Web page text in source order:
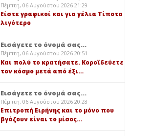
Πέμπτη, 06 Αυγούστου 2026 21:29
Είστε γραφικοί και για γέλια Τίποτα
λιγότερο
Εισάγετε το όνομά σας...
Πέμπτη, 06 Αυγούστου 2026 20:51
Και πολύ το κρατήσατε. Κοροϊδεύετε
τον κόσμο μετά από έξι…
Εισάγετε το όνομά σας...
Πέμπτη, 06 Αυγούστου 2026 20:28
Επιτροπή Ειρήνης και το μόνο που
βγάζουν είναι το μίσος…